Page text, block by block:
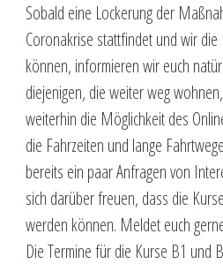
Sobald eine Lockerung der
Coronakrise stattfindet und wir
können, informieren wir euch
diejenigen, die weiter weg
weiterhin die Möglichkeit des
die Fahrzeiten und lange
bereits ein paar Anfragen von
sich darüber freuen, dass die
werden können. Meldet euch
Die Termine für die Kurse B1 und